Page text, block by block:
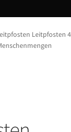
Leitpfosten